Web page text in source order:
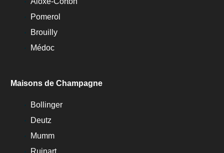
Pomerol
Brouilly
Médoc
Maisons de Champagne
Bollinger
Deutz
Mumm
Ruinart